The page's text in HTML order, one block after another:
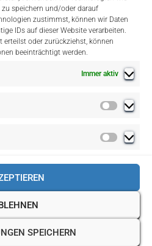
speichern und/oder darauf
zustimmst, können wir Daten
IDs auf dieser Website verarbeiten.
oder zurückziehst, können
beeinträchtigt werden.
Immer aktiv
SPEICHERN
in die Grillhütte nach
ein. Um 15:30 Uhr
Winterwanderung an der
» GÄSTEBUCH »
vonThemeIsle